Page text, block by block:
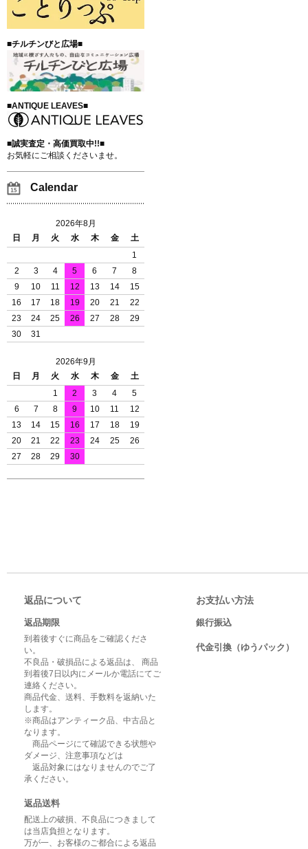
■チルチンびと広場■
■ANTIQUE LEAVES■
■誠実査定・高価買取中!!■
お気軽にご相談くださいませ。
Calendar
2026年8月
日
月 火 水 木 金
土
1
2
3 4 5 6 7
8
9
10 11 12 13 14
15
16
17 18 19 20 21
22
23
24 25 26 27 28
29
30
31
2026年9月
日
月 火 水 木 金
土
1
2 3 4
5
6
7 8 9 10 11
12
13
14 15 16 17 18
19
20
21 22 23 24 25
26
27
28 29 30
返品について
返品期限
到着後すぐに商品をご確認くださ
い。
不良品・破損品による返品は、 商品
到着後7日以内にメールか電話にてご
連絡ください。
商品代金、送料、手数料を返納いた
します。
※商品はアンティーク品、中古品と
なります。
商品ページにて確認できる状態や
ダメージ、注意事項などは
返品対象にはなりませんのでご了
承ください。
返品送料
配送上の破損、不良品につきまして
は当店負担となります。
万が一、お客様のご都合による返品
お支払い方法
銀行振込
代金引換（ゆうパック）